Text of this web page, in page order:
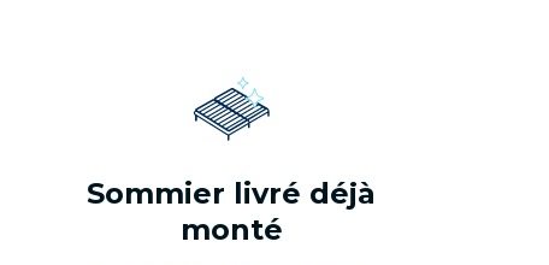
Sommier livré déjà
monté